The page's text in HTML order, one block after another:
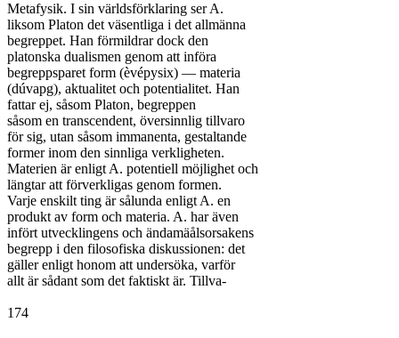
Metafysik. I sin världsförklaring ser A.
liksom Platon det väsentliga i det allmänna
begreppet. Han förmildrar dock den
platonska dualismen genom att införa
begreppsparet form (èvépysix) — materia
(dúvapg), aktualitet och potentialitet. Han
fattar ej, såsom Platon, begreppen
såsom en transcendent, översinnlig tillvaro
för sig, utan såsom immanenta, gestaltande
former inom den sinnliga verkligheten.
Materien är enligt A. potentiell möjlighet och
längtar att förverkligas genom formen.
Varje enskilt ting är sålunda enligt A. en
produkt av form och materia. A. har även
infört utvecklingens och ändamäålsorsakens
begrepp i den filosofiska diskussionen: det
gäller enligt honom att undersöka, varför
allt är sådant som det faktiskt är. Tillva-
174